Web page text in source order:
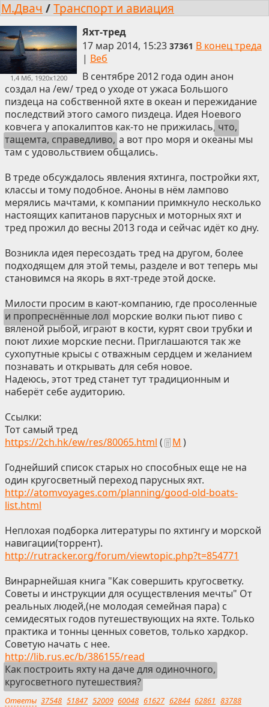
М.Двач /Транспорт и авиация
1,4 Мб, 1920x1200
Яхт-тред
17 мар 2014, 15:23 37361 В конец треда
| Веб
В сентябре 2012 года один анон
создал на /ew/ тред о уходе от ужаса Большого
пиздеца на собственной яхте в океан и пережидание
последствий этого самого пиздеца. Идея Ноевого
ковчега у апокалиптов как-то не прижилась, что,
тащемта, справедливо, а вот про моря и океаны мы
там с удовольствием общались.
В треде обсуждалось явления яхтинга, постройки яхт,
классы и тому подобное. Аноны в нём лампово
мерялись мачтами, к компании примкнуло несколько
настоящих капитанов парусных и моторных яхт и
тред прожил до весны 2013 года и сейчас идёт ко дну.
Возникла идея пересоздать тред на другом, более
подходящем для этой темы, разделе и вот теперь мы
становимся на якорь в яхт-треде этой доске.
Милости просим в кают-компанию, где просоленные
и пропреснённые лол морские волки пьют пиво с
вяленой рыбой, играют в кости, курят свои трубки и
поют лихие морские песни. Приглашаются так же
сухопутные крысы с отважным сердцем и желанием
познавать и открывать для себя новое.
Надеюсь, этот тред станет тут традиционным и
наберёт себе аудиторию.
Ссылки:
Тот самый тред
https://2ch.hk/ew/res/80065.html ( М )
Годнейший список старых но способных еще не на
один кругосветный переход парусных яхт.
http://atomvoyages.com/planning/good-old-boats-
list.html
Неплохая подборка литературы по яхтингу и морской
навигации(торрент).
http://rutracker.org/forum/viewtopic.php?t=854771
Винрарнейшая книга "Как совершить кругосветку.
Советы и инструкции для осуществления мечты" От
реальных людей,(не молодая семейная пара) с
семидесятых годов путешествующих на яхте. Только
практика и тонны ценных советов, только хардкор.
Советую начать с нее.
http://lib.rus.ec/b/386155/read
Как построить яхту на даче для одиночного,
кругосветного путешествия?
Ответы 37548 51847 52009 60048 61627 62844 62861 83788